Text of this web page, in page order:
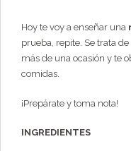
Hoy te voy a enseñar una
prueba, repite. Se trata
más de una ocasión y te
comidas.
¡Prepárate y toma nota!
INGREDIENTES